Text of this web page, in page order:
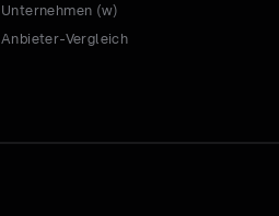
Unternehmen (w)
Anbieter-Vergleich